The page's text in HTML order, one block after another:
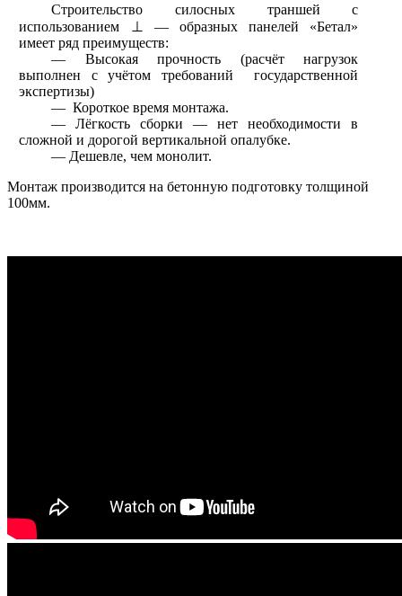
Строительство силосных траншей с
использованием ⊥ — образных панелей «Бетал»
имеет ряд преимуществ:
— Высокая прочность (расчёт нагрузок
выполнен с учётом требований государственной
экспертизы)
— Короткое время монтажа.
— Лёгкость сборки — нет необходимости в
сложной и дорогой вертикальной опалубке.
— Дешевле, чем монолит.
Монтаж производится на бетонную подготовку толщиной
100мм.